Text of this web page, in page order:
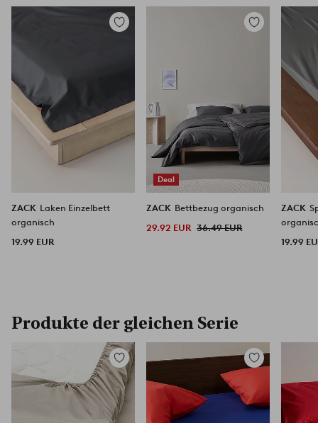
Zu
ZACK Laken Einzelbett
organisch
19.99 EUR
Deal
Zu
ZACK Bettbezug organisch
29.92 EUR 36.49 EUR
ZACK
19.99
Produkte der gleichen Serie
Zu
Favoriten
hinzufügen
Zu
Favoriten
hinzufügen